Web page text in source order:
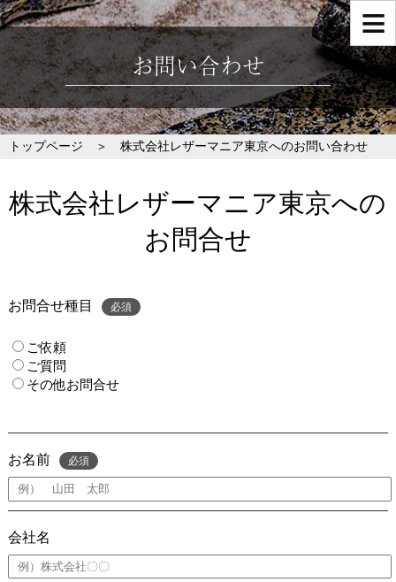
お問い合わせ
トップページ ＞ 株式会社レザーマニア東京へのお問い合わせ
株式会社レザーマニア東京への
お問合せ
お問合せ種目 必須
ご依頼
ご質問
その他お問合せ
お名前 必須
会社名